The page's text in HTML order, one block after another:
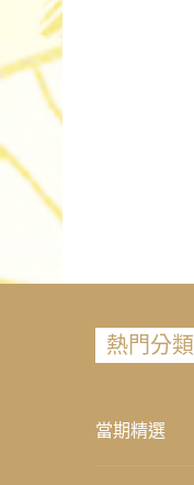
熱門分類
當期精選